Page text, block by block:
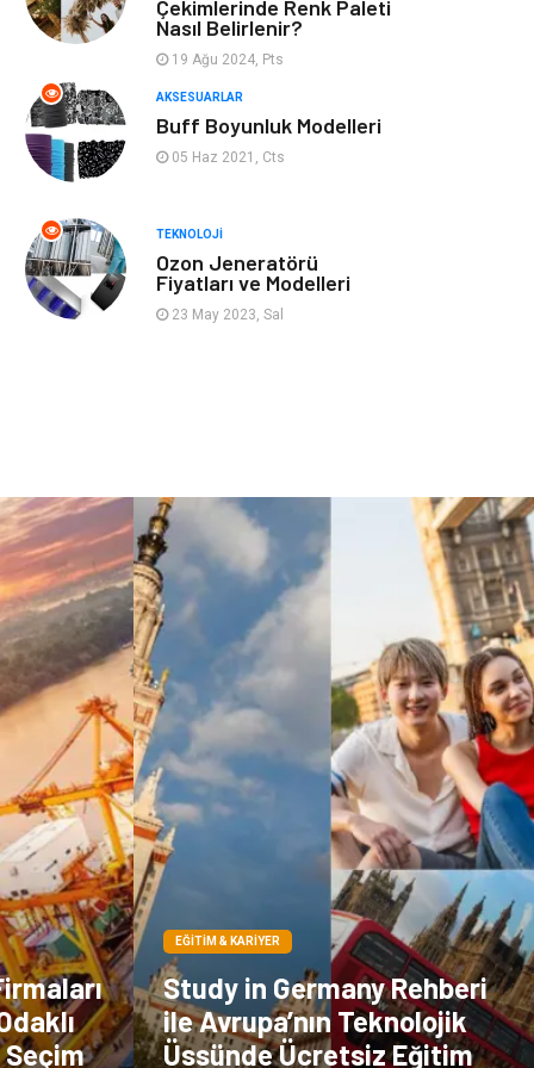
Anne & Çocuk
Ev İşleri Modifiye
Astroloji
cep telefonu
ekonomik e-ticaret
Sigorta
kadınlar ve takı sağlık
Spor Malzemeleri
Çekimlerinde Renk Paleti
Nasıl Belirlenir?
19 Ağu 2024, Pts
AKSESUARLAR
Buff Boyunluk Modelleri
05 Haz 2021, Cts
TEKNOLOJI
Ozon Jeneratörü
Fiyatları ve Modelleri
23 May 2023, Sal
Seçim
EĞITIM & KARIYER
Study in Germany Rehberi
ile Avrupa’nın Teknolojik
Üssünde Ücretsiz Eğitim